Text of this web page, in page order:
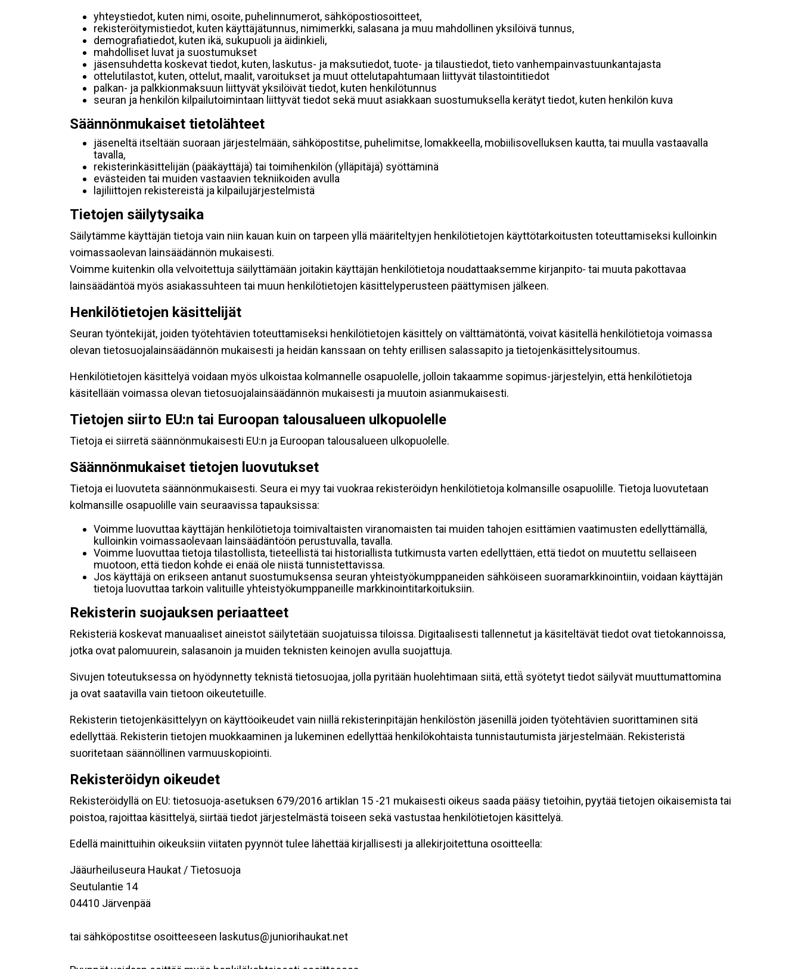
yhteystiedot, kuten nimi, osoite, puhelinnumerot, sähköpostiosoitteet,
rekisteröitymistiedot, kuten käyttäjätunnus, nimimerkki, salasana ja muu mahdollinen yksilöivä tunnus,
demografiatiedot, kuten ikä, sukupuoli ja äidinkieli,
mahdolliset luvat ja suostumukset
jäsensuhdetta koskevat tiedot, kuten, laskutus- ja maksutiedot, tuote- ja tilaustiedot, tieto vanhempainvastuunkantajasta
ottelutilastot, kuten, ottelut, maalit, varoitukset ja muut ottelutapahtumaan liittyvät tilastointitiedot
palkan- ja palkkionmaksuun liittyvät yksilöivät tiedot, kuten henkilötunnus
seuran ja henkilön kilpailutoimintaan liittyvät tiedot sekä muut asiakkaan suostumuksella kerätyt tiedot, kuten henkilön kuva
Säännönmukaiset tietolähteet
jäseneltä itseltään suoraan järjestelmään, sähköpostitse, puhelimitse, lomakkeella, mobiilisovelluksen kautta, tai muulla vastaavalla
tavalla,
rekisterinkäsittelijän (pääkäyttäjä) tai toimihenkilön (ylläpitäjä) syöttäminä
evästeiden tai muiden vastaavien tekniikoiden avulla
lajiliittojen rekistereistä ja kilpailujärjestelmistä
Tietojen säilytysaika
Säilytämme käyttäjän tietoja vain niin kauan kuin on tarpeen yllä määriteltyjen henkilötietojen käyttötarkoitusten toteuttamiseksi kulloinkin
voimassaolevan lainsäädännön mukaisesti.
Voimme kuitenkin olla velvoitettuja säilyttämään joitakin käyttäjän henkilötietoja noudattaaksemme kirjanpito- tai muuta pakottavaa
lainsäädäntöä myös asiakassuhteen tai muun henkilötietojen käsittelyperusteen päättymisen jälkeen.
Henkilötietojen käsittelijät
Seuran työntekijät, joiden työtehtävien toteuttamiseksi henkilötietojen käsittely on välttämätöntä, voivat käsitellä henkilötietoja voimassa
olevan tietosuojalainsäädännön mukaisesti ja heidän kanssaan on tehty erillisen salassapito ja tietojenkäsittelysitoumus.
Henkilötietojen käsittelyä voidaan myös ulkoistaa kolmannelle osapuolelle, jolloin takaamme sopimus-järjestelyin, että henkilötietoja
käsitellään voimassa olevan tietosuojalainsäädännön mukaisesti ja muutoin asianmukaisesti.
Tietojen siirto EU:n tai Euroopan talousalueen ulkopuolelle
Tietoja ei siirretä säännönmukaisesti EU:n ja Euroopan talousalueen ulkopuolelle.
Säännönmukaiset tietojen luovutukset
Tietoja ei luovuteta säännönmukaisesti. Seura ei myy tai vuokraa rekisteröidyn henkilötietoja kolmansille osapuolille. Tietoja luovutetaan
kolmansille osapuolille vain seuraavissa tapauksissa:
Voimme luovuttaa käyttäjän henkilötietoja toimivaltaisten viranomaisten tai muiden tahojen esittämien vaatimusten edellyttämällä,
kulloinkin voimassaolevaan lainsäädäntöön perustuvalla, tavalla.
Voimme luovuttaa tietoja tilastollista, tieteellistä tai historiallista tutkimusta varten edellyttäen, että tiedot on muutettu sellaiseen
muotoon, että tiedon kohde ei enää ole niistä tunnistettavissa.
Jos käyttäjä on erikseen antanut suostumuksensa seuran yhteistyökumppaneiden sähköiseen suoramarkkinointiin, voidaan käyttäjän
tietoja luovuttaa tarkoin valituille yhteistyökumppaneille markkinointitarkoituksiin.
Rekisterin suojauksen periaatteet
Rekisteriä koskevat manuaaliset aineistot säilytetään suojatuissa tiloissa. Digitaalisesti tallennetut ja käsiteltävät tiedot ovat tietokannoissa,
jotka ovat palomuurein, salasanoin ja muiden teknisten keinojen avulla suojattuja.
Sivujen toteutuksessa on hyödynnetty teknistä tietosuojaa, jolla pyritään huolehtimaan siitä, että̈ syötetyt tiedot säilyvät muuttumattomina
ja ovat saatavilla vain tietoon oikeutetuille.
Rekisterin tietojenkäsittelyyn on käyttöoikeudet vain niillä rekisterinpitäjän henkilöstön jäsenillä joiden työtehtävien suorittaminen sitä
edellyttää. Rekisterin tietojen muokkaaminen ja lukeminen edellyttää henkilökohtaista tunnistautumista järjestelmään. Rekisteristä
suoritetaan säännöllinen varmuuskopiointi.
Rekisteröidyn oikeudet
Rekisteröidyllä on EU: tietosuoja-asetuksen 679/2016 artiklan 15 -21 mukaisesti oikeus saada pääsy tietoihin, pyytää tietojen oikaisemista tai
poistoa, rajoittaa käsittelyä, siirtää tiedot järjestelmästä toiseen sekä vastustaa henkilötietojen käsittelyä.
Edellä mainittuihin oikeuksiin viitaten pyynnöt tulee lähettää kirjallisesti ja allekirjoitettuna osoitteella:
Jääurheiluseura Haukat / Tietosuoja
Seutulantie 14
04410 Järvenpää
tai sähköpostitse osoitteeseen laskutus@juniorihaukat.net